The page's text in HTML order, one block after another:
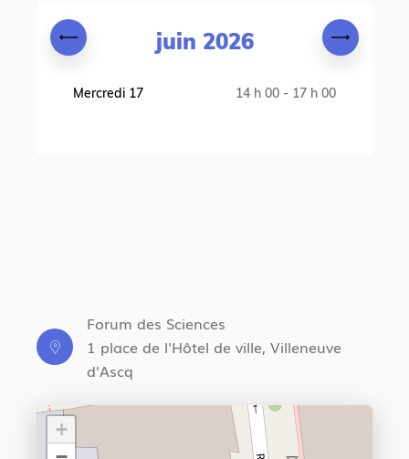
juin 2026
Mercredi 17 14 h 00 - 17 h 00
Forum des Sciences
1 place de l'Hôtel de ville, Villeneuve
d'Ascq
+